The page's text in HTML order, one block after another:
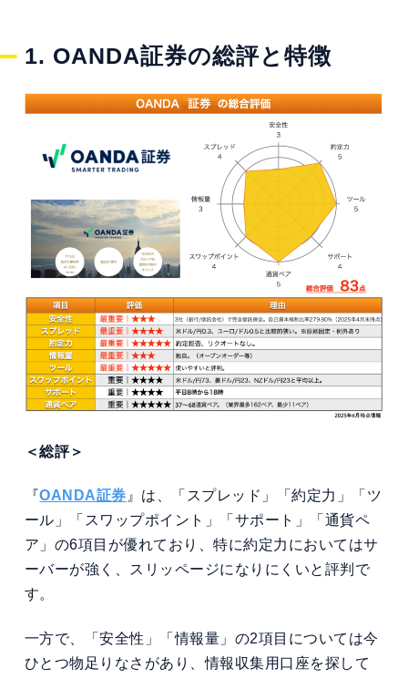
1. OANDA証券の総評と特徴
＜総評＞
『OANDA証券 』は、「スプレッド」「約定力」「ツ
ール」「スワップポイント」「サポート」「通貨ペ
ア」の6項目が優れており、特に約定力においてはサ
ーバーが強く、スリッページになりにくいと評判で
す。
一方で、「安全性」「情報量」の2項目については今
ひとつ物足りなさがあり、情報収集用口座を探して